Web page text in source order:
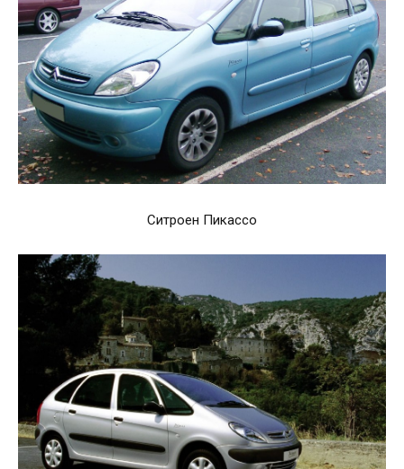
Ситроен Пикассо